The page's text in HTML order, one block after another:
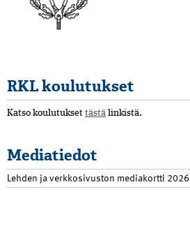
RKL koulutukset
Katso koulutukset tästä linkistä.
Mediatiedot
Lehden ja verkkosivuston mediakortti 2026